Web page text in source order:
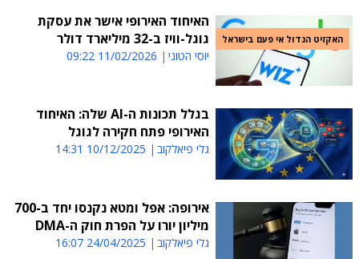
האקזיט הגדול אי פעם בישראל
האיחוד האירופי אישר את עסקת
גוגל-וויז ב-32 מיליארד דולר
יוסי הטוני 11/02/2026 09:22
בגלל תכונות ה-AI שלה: האיחוד
האירופי פתח חקירה לגוגל
גלי פיאלקוב 10/12/2025 14:31
אירופה: אפל ומטא נקנסו יחד ב-700
מיליון יורו על הפרת חוק ה-DMA
גלי פיאלקוב 24/04/2025 16:07